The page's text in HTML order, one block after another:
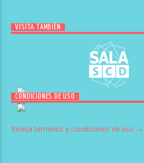
VISITA TAMBIÉN
CONDICIONES DE USO
Revisa terminos y condiciones de uso